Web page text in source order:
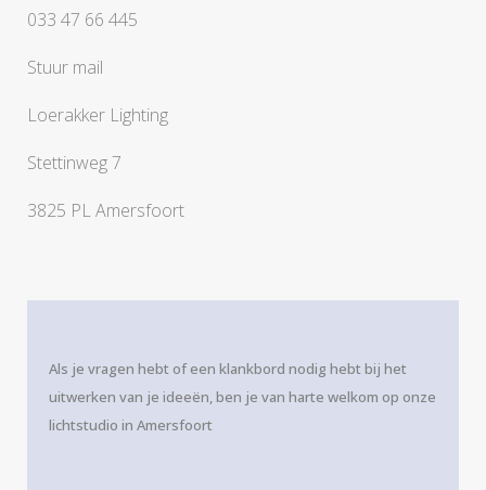
033 47 66 445
Stuur mail
Loerakker Lighting
Stettinweg 7
3825 PL Amersfoort
Als je vragen hebt of een klankbord nodig hebt bij het
uitwerken van je ideeën, ben je van harte welkom op onze
lichtstudio in Amersfoort